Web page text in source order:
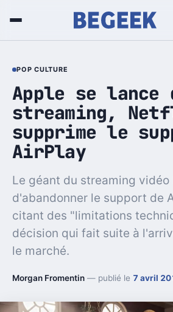
POP CULTURE
Apple se lance
streaming,
supprime le
AirPlay
Le géant du streaming
d'abandonner le support de
citant des "limitations
décision qui fait suite à
le marché.
Morgan Fromentin — publié le 7 avril